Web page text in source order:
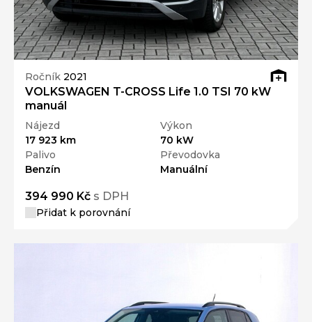
Ročník 2021
VOLKSWAGEN T-CROSS Life 1.0 TSI 70 kW
manuál
Nájezd
17 923 km
Výkon
70 kW
Palivo
Benzín
Převodovka
Manuální
394 990 Kč s DPH
Přidat k porovnání